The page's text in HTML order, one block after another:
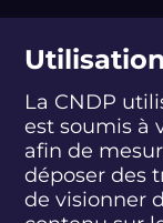
La CNDP
est soumis à
afin de
déposer des
de visionner
S
u
v
e
S
u
i
v
e
S
u
i
v
e
abonnez-